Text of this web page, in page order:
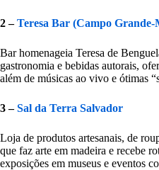
2 –Teresa Bar (Campo Grande-
Bar homenageia Teresa de
gastronomia e bebidas autorais,
além de músicas ao vivo e ótimas
3 –Sal da Terra Salvador
Loja de produtos artesanais, de
que faz arte em madeira e recebe
exposições em museus e eventos